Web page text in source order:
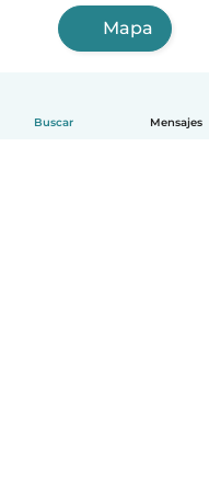
Buscar Mensajes
Mapa